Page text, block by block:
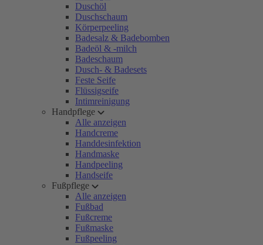
Duschöl
Duschschaum
Körperpeeling
Badesalz & Badebomben
Badeöl & -milch
Badeschaum
Dusch- & Badesets
Feste Seife
Flüssigseife
Intimreinigung
Handpflege
Alle anzeigen
Handcreme
Handdesinfektion
Handmaske
Handpeeling
Handseife
Fußpflege
Alle anzeigen
Fußbad
Fußcreme
Fußmaske
Fußpeeling